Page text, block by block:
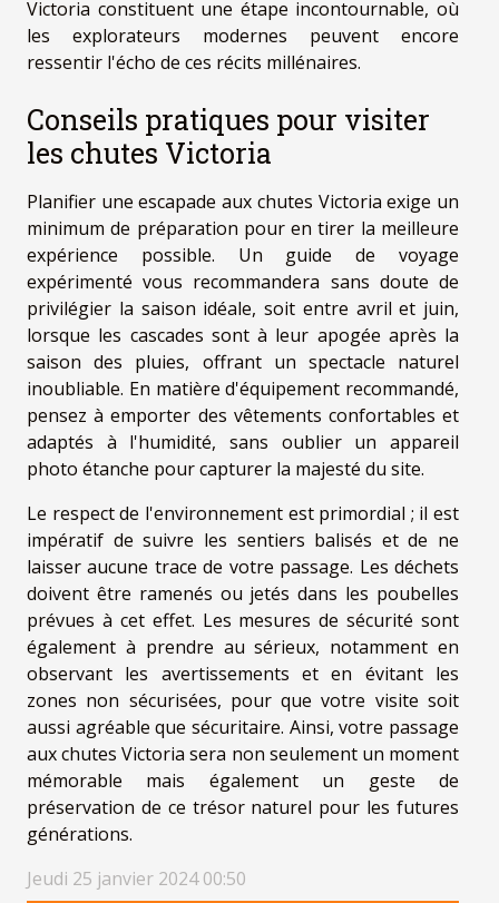
Victoria constituent une étape incontournable, où
les explorateurs modernes peuvent encore
ressentir l'écho de ces récits millénaires.
Conseils pratiques pour visiter
les chutes Victoria
Planifier une escapade aux chutes Victoria exige un
minimum de préparation pour en tirer la meilleure
expérience possible. Un guide de voyage
expérimenté vous recommandera sans doute de
privilégier la saison idéale, soit entre avril et juin,
lorsque les cascades sont à leur apogée après la
saison des pluies, offrant un spectacle naturel
inoubliable. En matière d'équipement recommandé,
pensez à emporter des vêtements confortables et
adaptés à l'humidité, sans oublier un appareil
photo étanche pour capturer la majesté du site.
Le respect de l'environnement est primordial ; il est
impératif de suivre les sentiers balisés et de ne
laisser aucune trace de votre passage. Les déchets
doivent être ramenés ou jetés dans les poubelles
prévues à cet effet. Les mesures de sécurité sont
également à prendre au sérieux, notamment en
observant les avertissements et en évitant les
zones non sécurisées, pour que votre visite soit
aussi agréable que sécuritaire. Ainsi, votre passage
aux chutes Victoria sera non seulement un moment
mémorable mais également un geste de
préservation de ce trésor naturel pour les futures
générations.
Jeudi 25 janvier 2024 00:50